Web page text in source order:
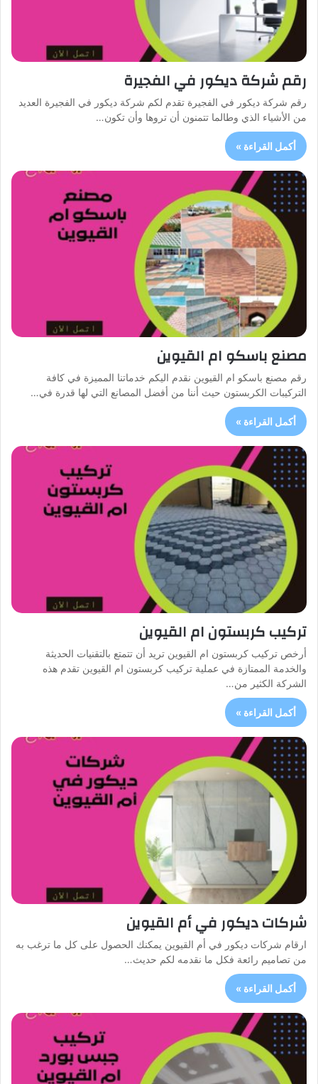
رقم شركة ديكور في الفجيرة
رقم شركة ديكور في الفجيرة تقدم لكم شركة ديكور في الفجيرة العديد
من الأشياء الذي وطالما تتمنون أن تروها وأن تكون…
أكمل القراءة »
مصنع باسكو ام القيوين
رقم مصنع باسكو ام القيوين نقدم اليكم خدماتنا المميزة في كافة
التركيبات الكربستون حيث أننا من أفضل المصانع التي لها قدرة في…
أكمل القراءة »
تركيب كربستون ام القيوين
أرخص تركيب كربستون ام القيوين تريد أن تتمتع بالتقنيات الحديثة
والخدمة الممتازة في عملية تركيب كربستون ام القيوين تقدم هذه
الشركة الكثير من…
أكمل القراءة »
شركات ديكور في أم القيوين
ارقام شركات ديكور في أم القيوين يمكنك الحصول على كل ما ترغب به
من تصاميم رائعة فكل ما نقدمه لكم حديث…
أكمل القراءة »